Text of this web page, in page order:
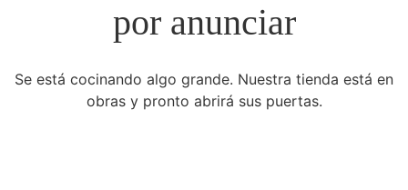
por anunciar
Se está cocinando algo grande. Nuestra tienda está en
obras y pronto abrirá sus puertas.